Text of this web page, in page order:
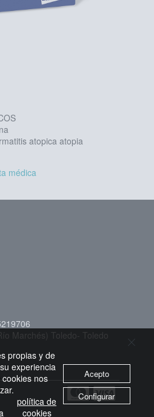
atopica atopia
médica
Marchés) Toledo- Toledo
propias y de
experiencia
nos
política de
cookies
Acepto
Configurar